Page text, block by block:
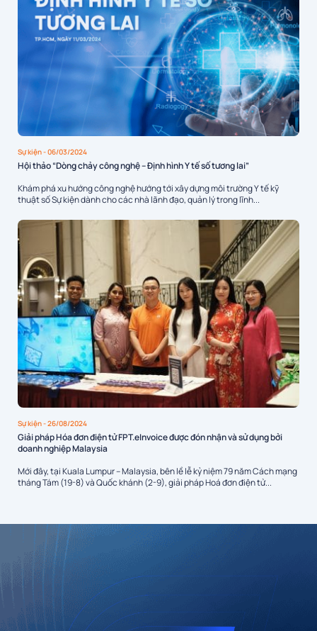
Sự kiện- 06/03/2024
Hội thảo “Dòng chảy công nghệ – Định hình Y tế số tương lai”
Khám phá xu hướng công nghệ hướng tới xây dựng môi trường Y tế kỹ
thuật số Sự kiện dành cho các nhà lãnh đạo, quản lý trong lĩnh...
Sự kiện- 26/08/2024
Giải pháp Hóa đơn điện tử FPT.eInvoice được đón nhận và sử dụng bởi
doanh nghiệp Malaysia
Mới đây, tại Kuala Lumpur – Malaysia, bên lề lễ kỷ niệm 79 năm Cách mạng
tháng Tám (19-8) và Quốc khánh (2-9), giải pháp Hoá đơn điện tử...